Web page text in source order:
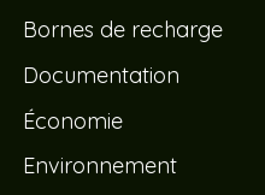
Bornes de recharge
Documentation
Économie
Environnement